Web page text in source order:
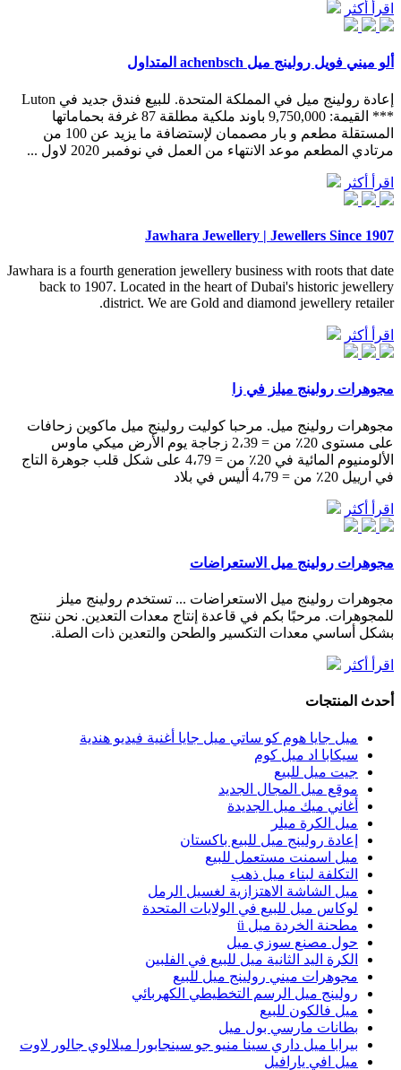
اقرأ أكثر
ألو ميني فويل رولينج ميل achenbsch المتداول
إعادة رولينج ميل في المملكة المتحدة. للبيع فندق جديد في Luton
*** القيمة: 9,750,000 باوند ملكية مطلقة 87 غرفة بحماماتها
المستقلة مطعم و بار مصممان لإستضافة ما يزيد عن 100 من
مرتادي المطعم موعد الانتهاء من العمل في نوفمبر 2020 لاول ...
اقرأ أكثر
Jawhara Jewellery | Jewellers Since 1907
Jawhara is a fourth generation jewellery business with roots that date
back to 1907. Located in the heart of Dubai's historic jewellery
district. We are Gold and diamond jewellery retailer.
اقرأ أكثر
مجوهرات رولينج ميلز في زا
مجوهرات رولينج ميل. مرحبا كوليت رولينج ميل ماكوين زحافات
على مستوى 20٪ من = 2،39 زجاجة يوم الأرض ميكي ماوس
الألومنيوم المائية في 20٪ من = 4،79 على شكل قلب جوهرة التاج
في ارييل 20٪ من = 4،79 أليس في بلاد
اقرأ أكثر
مجوهرات رولينج ميل الاستعراضات
مجوهرات رولينج ميل الاستعراضات ... تستخدم رولينج ميلز
للمجوهرات. مرحبًا بكم في قاعدة إنتاج معدات التعدين. نحن ننتج
بشكل أساسي معدات التكسير والطحن والتعدين ذات الصلة.
اقرأ أكثر
أحدث المنتجات
ميل جايا هوم كو ساتي ميل جايا أغنية فيديو هندية
سيكابا اد ميل كوم
جيت ميل للبيع
موقع ميل المجال الجديد
أغاني ميك ميل الجديدة
ميل الكرة ميلر
إعادة رولينج ميل للبيع باكستان
ميل اسمنت مستعمل للبيع
التكلفة لبناء ميل ذهب
ميل الشاشة الاهتزازية لغسيل الرمل
لوكاس ميل للبيع في الولايات المتحدة
مطحنة الخردة ميل ü
حول مصنع سوزي ميل
الكرة اليد الثانية ميل للبيع في الفلبين
مجوهرات ميني رولينج ميل للبيع
رولينج ميل الرسم التخطيطي الكهربائي
ميل فالكون للبيع
بطانات مارسي بول ميل
بيرابا ميل داري سينا منيو جو سينجابورا ميلالوي جالور لاوت
ميل افي يارافيل